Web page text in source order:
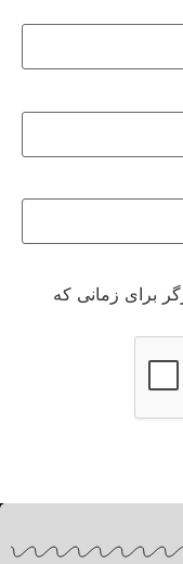
برای زمانی که